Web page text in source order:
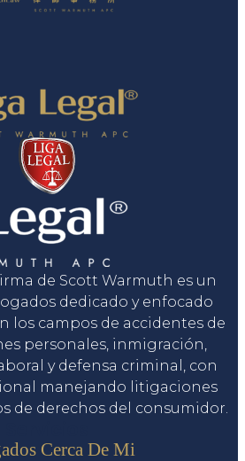
de Scott Warmuth es un
dedicado y enfocado
los campos de accidentes de
personales, inmigración,
y defensa criminal, con
manejando litigaciones
de derechos del consumidor.
Cerca De Mi